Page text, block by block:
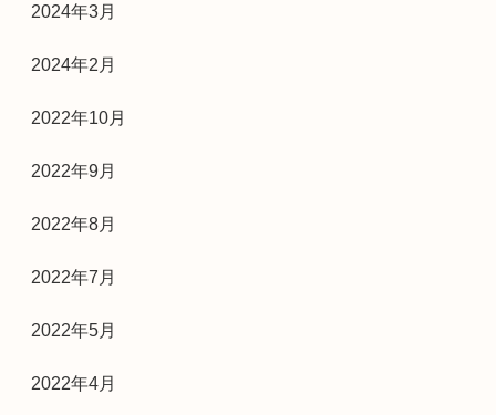
2024年3月
2024年2月
2022年10月
2022年9月
2022年8月
2022年7月
2022年5月
2022年4月